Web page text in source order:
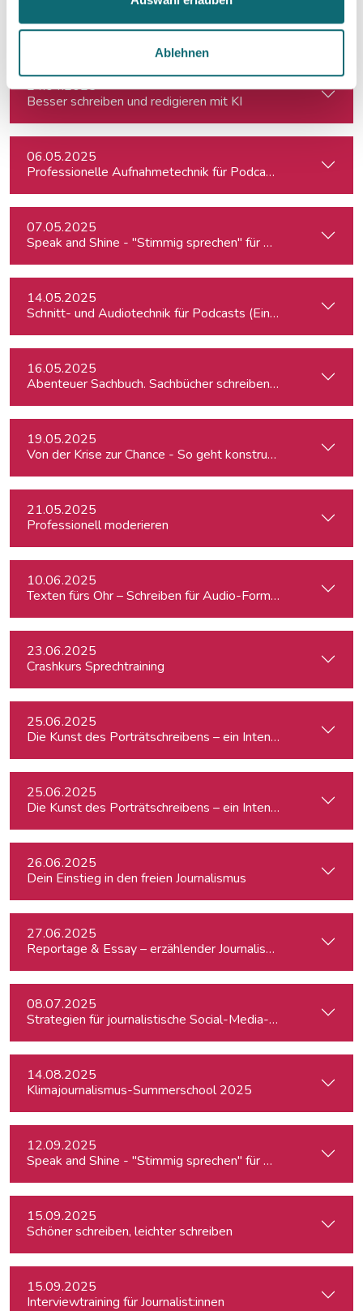
Ablehnen
Auftritt vor der Kamera – souverän und authentisch
24.04.2025
Besser schreiben und redigieren mit KI
06.05.2025
Professionelle Aufnahmetechnik für Podcasts & Radio
07.05.2025
Speak and Shine - "Stimmig sprechen" für Podcast,
14.05.2025
Schnitt- und Audiotechnik für Podcasts (Einsteiger:innen)
16.05.2025
Abenteuer Sachbuch. Sachbücher schreiben für
19.05.2025
Von der Krise zur Chance - So geht konstruktiver
21.05.2025
Professionell moderieren
10.06.2025
Texten fürs Ohr – Schreiben für Audio-Formate
23.06.2025
Crashkurs Sprechtraining
25.06.2025
Die Kunst des Porträtschreibens – ein Intensiv-Workshop
25.06.2025
Die Kunst des Porträtschreibens – ein Intensiv-Workshop
26.06.2025
Dein Einstieg in den freien Journalismus
27.06.2025
Reportage & Essay – erzählender Journalismus
08.07.2025
Strategien für journalistische Social-Media-Recherchen
14.08.2025
Klimajournalismus-Summerschool 2025
12.09.2025
Speak and Shine - "Stimmig sprechen" für Podcast,
15.09.2025
Schöner schreiben, leichter schreiben
15.09.2025
Interviewtraining für Journalist:innen